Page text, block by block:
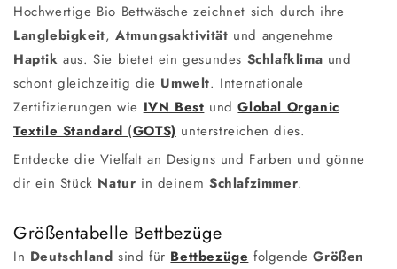
Hochwertige Bio Bettwäsche zeichnet sich durch ihre
Langlebigkeit,Atmungsaktivität und angenehme
Haptik aus. Sie bietet ein gesundes Schlafklima und
schont gleichzeitig die Umwelt. Internationale
Zertifizierungen wie IVN Best undGlobal Organic
Textile Standard (GOTS) unterstreichen dies.
Entdecke die Vielfalt an Designs und Farben und gönne
dir ein Stück Natur in deinemSchlafzimmer.
Größentabelle Bettbezüge
In Deutschland sind für Bettbezüge folgendeGrößen